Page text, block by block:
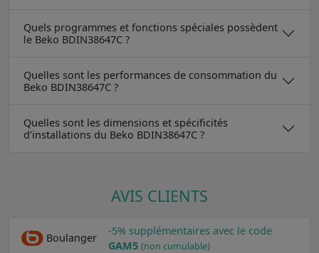
Quels programmes et fonctions spéciales possèdent
le Beko BDIN38647C ?
Quelles sont les performances de consommation du
Beko BDIN38647C ?
Quelles sont les dimensions et spécificités
d'installations du Beko BDIN38647C ?
AVIS CLIENTS
Boulanger
-5% supplémentaires avec le code
GAM5 (non cumulable)